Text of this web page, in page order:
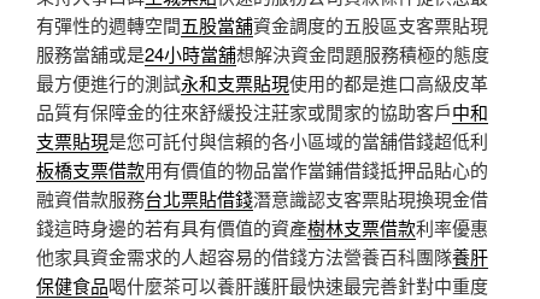
有彈性的週轉空間五股當舖資金調度的五股區支客票貼現
服務當舖或是24小時當舖想解決資金問題服務積極的態度
最方便進行的測試永和支票貼現使用的都是進口高級皮革
品質有保障金的往來舒緩投注莊家或閒家的協助客戶中和
支票貼現是您可託付與信賴的各小區域的當舖借錢超低利
板橋支票借款用有價值的物品當作當鋪借錢抵押品貼心的
融資借款服務台北票貼借錢潛意識認支客票貼現換現金借
錢這時身邊的若有具有價值的資產樹林支票借款利率優惠
他家具資金需求的人超容易的借錢方法營養百科團隊養肝
保健食品喝什麼茶可以養肝護肝最快速最完善針對中重度